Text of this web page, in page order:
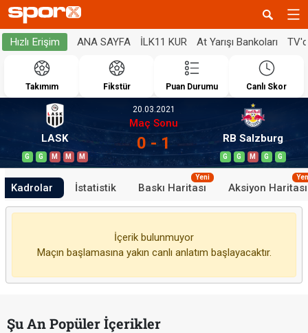
Hızlı Erişim ANA SAYFA İLK11 KUR At Yarışı Bankoları
Takımım Fikstür Puan Durumu Canlı Skor
LASK
G G M M M
20.03.2021
Maç Sonu
0 - 1 RB Salzburg
G G M G G
Kadrolar İstatistik Baskı Haritası
Yeni
Aksiyon Haritası
İçerik bulunmuyor
Maçın başlamasına yakın canlı anlatım başlayacaktır.
Şu An Popüler İçerikler